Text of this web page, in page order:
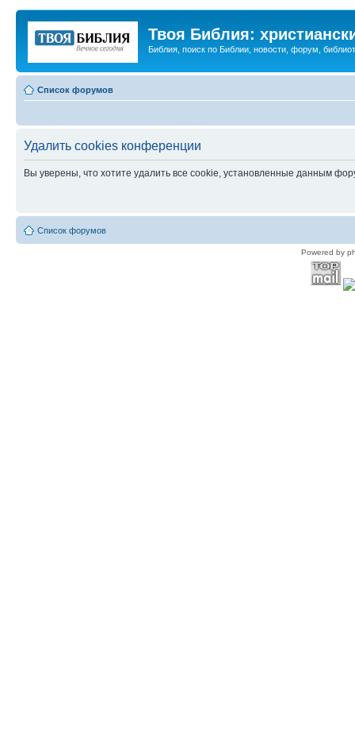
Твоя Библия:
Библия, поиск по Библии, новости, форум,
Список форумов
Удалить cookies конференции
Вы уверены, что хотите удалить все cookie, установленные данным
Список форумов
Powered by